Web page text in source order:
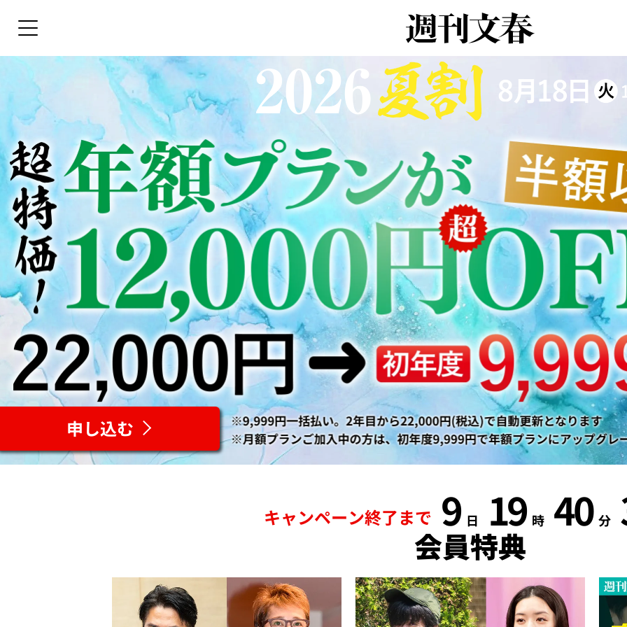
申し込む
キャンペーン終了まで 9 日 19 時 40 分
会員特典